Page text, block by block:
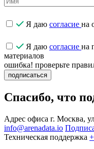
Я даю согласие на
Я даю согласие на
материалов
ошибка! проверьте
подписаться
Спасибо, что
Адрес офиса г. Москва,
info@arenadata.io
Техническая поддержка